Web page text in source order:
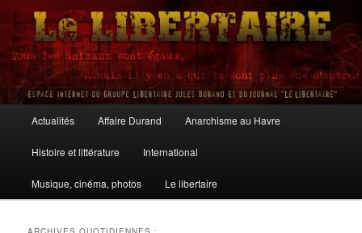
Aller
contenu
principal
Aller
contenu
secondaire
Le Libertaire
principal
Actualités Affaire Durand Anarchisme au Havre
Histoire et littérature International
Musique, cinéma, photos Le libertaire